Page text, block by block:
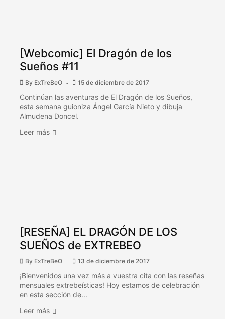
[Webcomic] El Dragón de los
Sueños #11
By ExTreBeO 15 de diciembre de 2017
Continúan las aventuras de El Dragón de los Sueños,
esta semana guioniza Ángel García Nieto y dibuja
Almudena Doncel.
Leer más
[RESEÑA] EL DRAGÓN DE LOS
SUEÑOS de EXTREBEO
By ExTreBeO 13 de diciembre de 2017
¡Bienvenidos una vez más a vuestra cita con las reseñas
mensuales extrebeísticas! Hoy estamos de celebración
en esta sección de...
Leer más